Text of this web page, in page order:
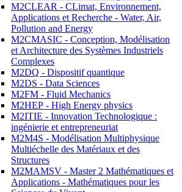
M2CLEAR - CLimat, Environnement,
Applications et Recherche - Water, Air,
Pollution and Energy
M2CMASIC - Conception, Modélisation
et Architecture des Systèmes Industriels
Complexes
M2DQ - Dispositif quantique
M2DS - Data Sciences
M2FM - Fluid Mechanics
M2HEP - High Energy physics
M2ITIE - Innovation Technologique :
ingénierie et entrepreneuriat
M2M4S - Modélisation Multiphysique
Multiéchelle des Matériaux et des
Structures
M2MAMSV - Master 2 Mathématiques et
Applications - Mathématiques pour les